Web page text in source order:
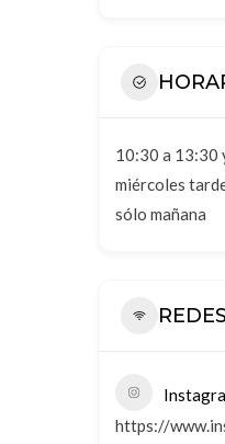
10:30 a 13:30
miércoles
sólo mañana
https://